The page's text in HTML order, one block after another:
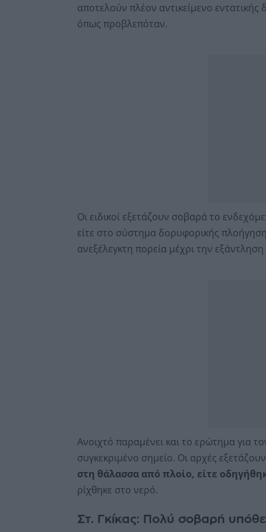
αποτελούν πλέον αντικείμενο
όπως προβλεπόταν.
Οι ειδικοί εξετάζουν σοβαρά το
είτε στο σύστημα δορυφορικής
ανεξέλεγκτη πορεία μέχρι την
Ανοιχτό παραμένει και το ερώτημα για
συγκεκριμένο σημείο. Οι αρχές
στη θάλασσα από πλοίο, είτε
ρίχθηκε στο νερό.
Στ. Γκίκας: Πολύ σοβαρή